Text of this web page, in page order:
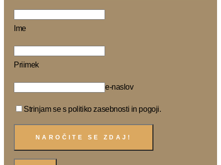
Ime
Priimek
e-naslov
Strinjam se s politiko zasebnosti in pogoji.